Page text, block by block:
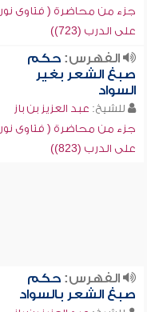
جزء من محاضرة ( فتاوى نور
على الدرب (723))
الفهرس:حكم
صبغ الشعر بغير
السواد
للشيخ: عبد العزيز بن باز
جزء من محاضرة ( فتاوى نور
على الدرب (823))
الفهرس:حكم
صبغ الشعر بالسواد